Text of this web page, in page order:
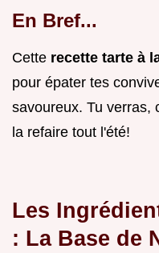
En Bref...
Cette recette tarte à
pour épater tes
savoureux. Tu verras,
la refaire tout l'été!
Les
: La Base de